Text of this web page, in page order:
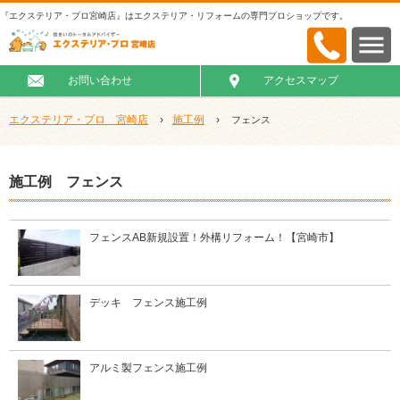
『エクステリア・プロ宮崎店』はエクステリア・リフォームの専門プロショップです。
お問い合わせ アクセスマップ
エクステリア・プロ 宮崎店 › 施工例 › フェンス
施工例 フェンス
フェンスAB新規設置！外構リフォーム！【宮崎市】
デッキ フェンス施工例
アルミ製フェンス施工例